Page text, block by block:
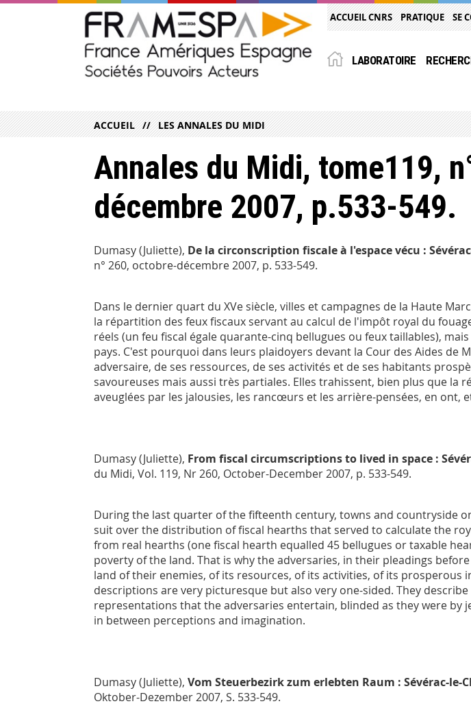
ACCUEIL CNRS PRATIQUE SE
LABORATOIRE
ACCUEIL LES ANNALES DU MIDI
Annales du Midi, tome119,
décembre 2007, p.533-549.
Dumasy (Juliette), De la circonscription fiscale à l'espace vécu :
n° 260, octobre-décembre 2007, p. 533-549.
Dans le dernier quart du XVe siècle, villes et campagnes de la Haute
la répartition des feux fiscaux servant au calcul de l'impôt royal du
réels (un feu fiscal égale quarante-cinq bellugues ou feux taillables),
pays. C'est pourquoi dans leurs plaidoyers devant la Cour des Aides
adversaire, de ses ressources, de ses activités et de ses habitants
savoureuses mais aussi très partiales. Elles trahissent, bien plus que
aveuglées par les jalousies, les rancœurs et les arrière-pensées, en ont,
Dumasy (Juliette), From fiscal circumscriptions to lived in space :
du Midi, Vol. 119, Nr 260, October-December 2007, p. 533-549.
During the last quarter of the fifteenth century, towns and countryside
suit over the distribution of fiscal hearths that served to calculate the
from real hearths (one fiscal hearth equalled 45 bellugues or taxable
poverty of the land. That is why the adversaries, in their pleadings
land of their enemies, of its resources, of its activities, of its
descriptions are very picturesque but also very one-sided. They
representations that the adversaries entertain, blinded as they were by
in between perceptions and imagination.
Dumasy (Juliette), Vom Steuerbezirk zum erlebten Raum : Sévérac-le-
Oktober-Dezember 2007, S. 533-549.